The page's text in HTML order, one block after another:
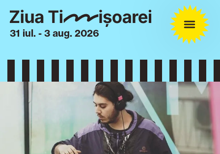
31 iul. - 3 aug. 2026